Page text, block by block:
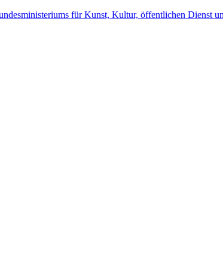
für Kunst, Kultur, öffentlichen Dienst